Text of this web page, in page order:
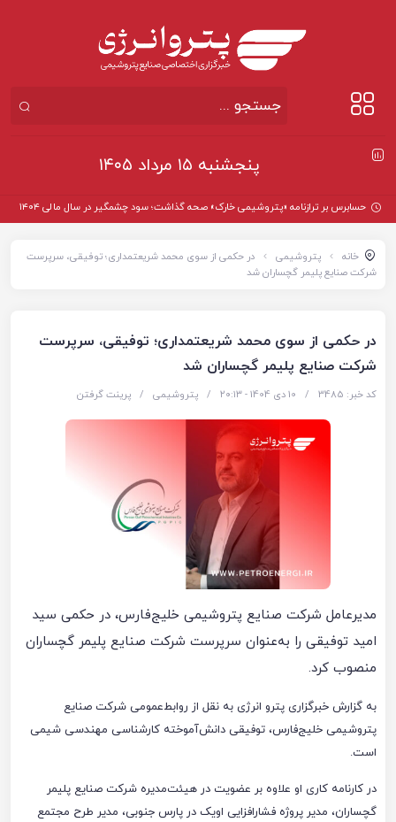
پنجشنبه ۱۵ مرداد ۱۴۰۵
حسابرس بر ترازنامه «پتروشیمی خارک» صحه گذاشت؛ سود چشمگیر در سال مالی ۱۴۰۴
خانه پتروشیمی
در حکمی از سوی محمد شریعتمداری؛ توفیقی، سرپرست
شرکت صنایع پلیمر گچساران شد
در حکمی از سوی محمد شریعتمداری؛ توفیقی، سرپرست
شرکت صنایع پلیمر گچساران شد
کد خبر: 3485 / 10 دی 1404 - ۲۰:۱۳ / پتروشیمی / پرینت گرفتن
مدیرعامل شرکت صنایع پتروشیمی خلیج‌فارس، در حکمی سید
امید توفیقی را به‌عنوان سرپرست شرکت صنایع پلیمر گچساران
منصوب کرد.
به گزارش خبرگزاری پترو انرژی به نقل از روابط‌عمومی شرکت صنایع
پتروشیمی خلیج‌فارس، توفیقی دانش‌آموخته کارشناسی مهندسی شیمی
است.
در کارنامه کاری او علاوه بر عضویت در هیئت‌مدیره شرکت صنایع پلیمر
گچساران، مدیر پروژه فشارافزایی اویک در پارس جنوبی، مدیر طرح مجتمع